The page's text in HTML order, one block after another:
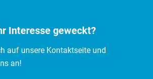
Interesse geweckt?
auf unsere Kontaktseite und
an!